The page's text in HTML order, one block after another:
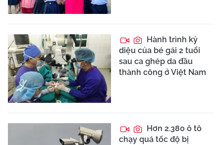
Hành trình kỳ
diệu của bé gái 2 tuổi
sau ca ghép da đầu
thành công ở Việt Nam
Hơn 2.380 ô tô
chạy quá tốc độ bị